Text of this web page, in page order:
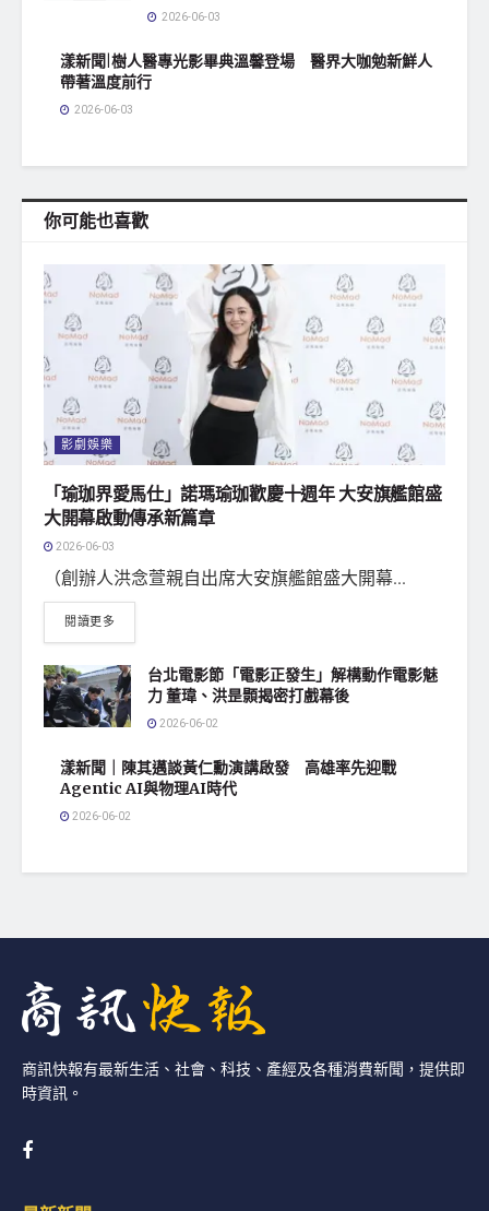
2026-06-03
漾新聞|樹人醫專光影畢典溫馨登場 醫界大咖勉新鮮人
帶著溫度前行
2026-06-03
你可能也喜歡
影劇娛樂
「瑜珈界愛馬仕」諾瑪瑜珈歡慶十週年 大安旗艦館盛
大開幕啟動傳承新篇章
2026-06-03
（創辦人洪念萱親自出席大安旗艦館盛大開幕...
閱讀更多
台北電影節「電影正發生」解構動作電影魅
力 董瑋、洪昰顥揭密打戲幕後
2026-06-02
漾新聞｜陳其邁談黃仁勳演講啟發 高雄率先迎戰
Agentic AI與物理AI時代
2026-06-02
商訊快報有最新生活、社會、科技、產經及各種消費新聞，提供即
時資訊。